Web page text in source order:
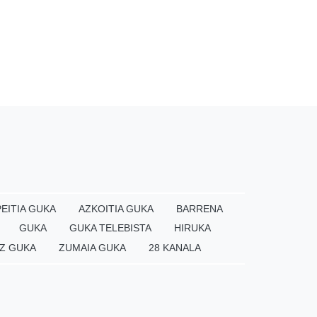
GUKA AZKOITIA GUKA
BARRENA
GUKA
GUKA TELEBISTA
HIRUKA
GUKA
ZUMAIA GUKA 28 KANALA